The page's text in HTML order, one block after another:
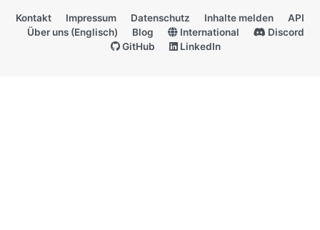
Kontakt Impressum Datenschutz Inhalte melden
API
Über uns (Englisch)
Blog International
Discord
GitHub
LinkedIn